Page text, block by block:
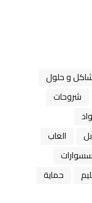
و حلول
شروحات
العاب
حماية